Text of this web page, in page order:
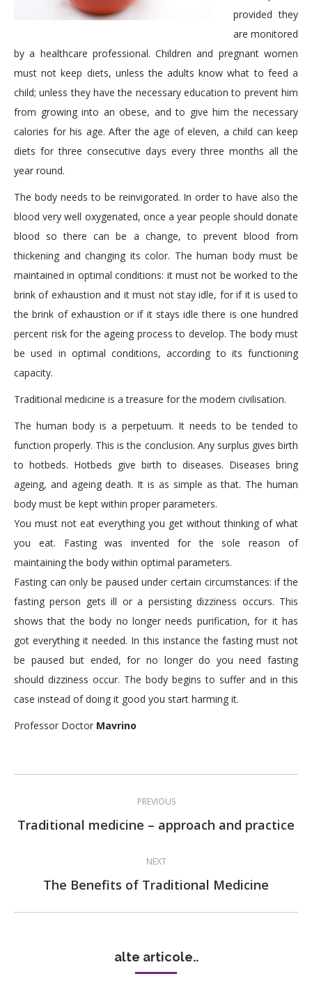
provided they
are monitored
by a healthcare professional. Children and pregnant women
must not keep diets, unless the adults know what to feed a
child; unless they have the necessary education to prevent him
from growing into an obese, and to give him the necessary
calories for his age. After the age of eleven, a child can keep
diets for three consecutive days every three months all the
year round.
The body needs to be reinvigorated. In order to have also the
blood very well oxygenated, once a year people should donate
blood so there can be a change, to prevent blood from
thickening and changing its color. The human body must be
maintained in optimal conditions: it must not be worked to the
brink of exhaustion and it must not stay idle, for if it is used to
the brink of exhaustion or if it stays idle there is one hundred
percent risk for the ageing process to develop. The body must
be used in optimal conditions, according to its functioning
capacity.
Traditional medicine is a treasure for the modern civilisation.
The human body is a perpetuum. It needs to be tended to
function properly. This is the conclusion. Any surplus gives birth
to hotbeds. Hotbeds give birth to diseases. Diseases bring
ageing, and ageing death. It is as simple as that. The human
body must be kept within proper parameters.
You must not eat everything you get without thinking of what
you eat. Fasting was invented for the sole reason of
maintaining the body within optimal parameters.
Fasting can only be paused under certain circumstances: if the
fasting person gets ill or a persisting dizziness occurs. This
shows that the body no longer needs purification, for it has
got everything it needed. In this instance the fasting must not
be paused but ended, for no longer do you need fasting
should dizziness occur. The body begins to suffer and in this
case instead of doing it good you start harming it.
Professor Doctor Mavrino
PREVIOUS
Previous
Traditional medicine – approach and practice
NEXT
Next
The Benefits of Traditional Medicine
alte articole..